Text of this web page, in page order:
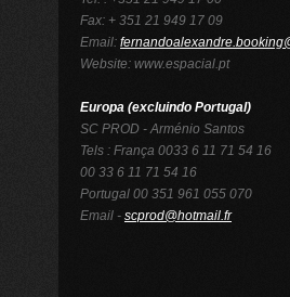
Fax: + 351 21 949 17 09
Email:
Website: www.espacial.pt
Europa (excluindo Portugal)
SC PROD - Arménio Santos
Tels : França 0033 6 11 71 54 16
00 33 6 11 71 54 16
Portugal 00 351 961 055 070
Email - scprod@hotmail.fr